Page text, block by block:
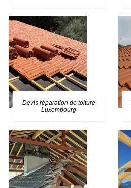
Devis réparation de toiture
Luxembourg